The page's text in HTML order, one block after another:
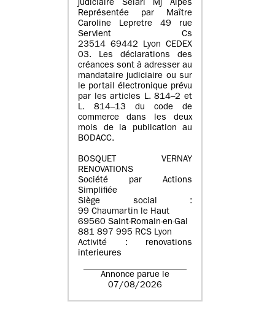
judiciaire Selarl Mj Alpes
Représentée par Maître
Caroline Lepretre 49 rue
Servient Cs
23514 69442 Lyon CEDEX
03. Les déclarations des
créances sont à adresser au
mandataire judiciaire ou sur
le portail électronique prévu
par les articles L. 814–2 et
L. 814–13 du code de
commerce dans les deux
mois de la publication au
BODACC.
BOSQUET VERNAY
RENOVATIONS
Société par Actions
Simplifiée
Siège social :
99 Chaumartin le Haut
69560 Saint-Romain-en-Gal
881 897 995 RCS Lyon
Activité : renovations
interieures
Annonce parue le
07/08/2026